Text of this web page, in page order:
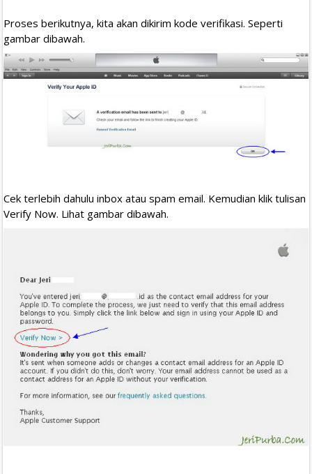
Proses berikutnya, kita akan dikirim kode verifikasi. Seperti
gambar dibawah.
Cek terlebih dahulu inbox atau spam email. Kemudian klik tulisan
Verify Now. Lihat gambar dibawah.